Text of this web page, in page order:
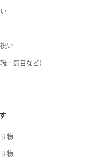
い
・節目など）
物
物